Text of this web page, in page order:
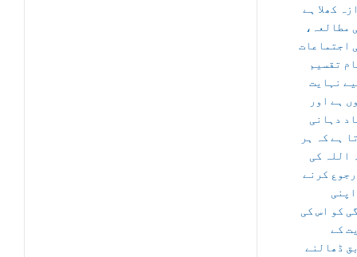
کھلا ہے
مطالعہ،
اجتماعات
تقسیم
نہایت
ہے اور
دہانی
ہے کہ ہر
اللہ کی
کرنے
کو اس کی
کے
ڈھالنے